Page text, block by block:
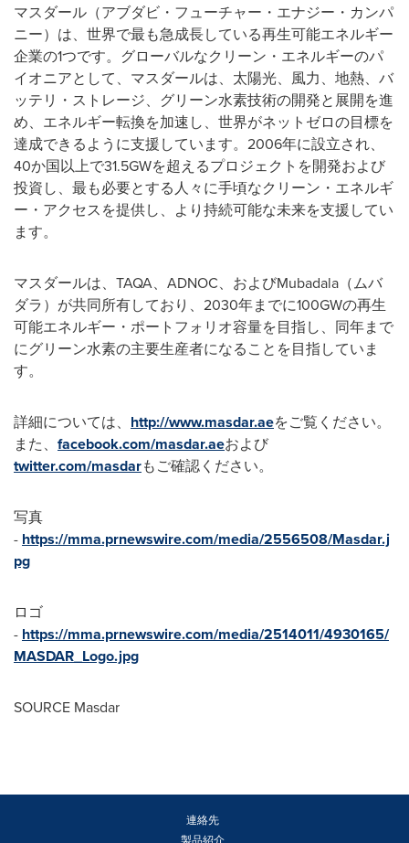
マスダール（アブダビ・フューチャー・エナジー・カンパ
ニー）は、世界で最も急成長している再生可能エネルギー
企業の1つです。グローバルなクリーン・エネルギーのパ
イオニアとして、マスダールは、太陽光、風力、地熱、バ
ッテリ・ストレージ、グリーン水素技術の開発と展開を進
め、エネルギー転換を加速し、世界がネットゼロの目標を
達成できるように支援しています。2006年に設立され、
40か国以上で31.5GWを超えるプロジェクトを開発および
投資し、最も必要とする人々に手頃なクリーン・エネルギ
ー・アクセスを提供し、より持続可能な未来を支援してい
ます。
マスダールは、TAQA、ADNOC、およびMubadala（ムバ
ダラ）が共同所有しており、2030年までに100GWの再生
可能エネルギー・ポートフォリオ容量を目指し、同年まで
にグリーン水素の主要生産者になることを目指していま
す。
詳細については、 http://www.masdar.aeをご覧ください。
また、 facebook.com/masdar.aeおよび
twitter.com/masdarもご確認ください。
写真
- https://mma.prnewswire.com/media/2556508/Masdar.j
pg
ロゴ
- https://mma.prnewswire.com/media/2514011/4930165/
MASDAR_Logo.jpg
SOURCE Masdar
連絡先